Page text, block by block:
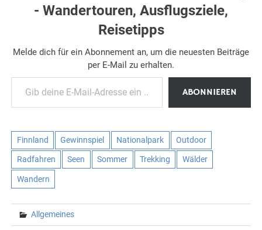
- Wandertouren, Ausflugsziele,
Reisetipps
Melde dich für ein Abonnement an, um die neuesten Beiträge
per E-Mail zu erhalten.
Gib deine E-Mail-Adresse ein ...
ABONNIEREN
Finnland Gewinnspiel Nationalpark Outdoor
Radfahren Seen Sommer Trekking Wälder
Wandern
Allgemeines